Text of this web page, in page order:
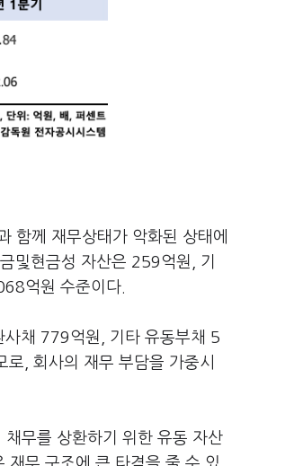
함께 재무상태가 악화된 상태에
및현금성 자산은 259억원, 기
억원 수준이다.
채 779억원, 기타 유동부채 5
, 회사의 재무 부담을 가중시
무를 상환하기 위한 유동 자산